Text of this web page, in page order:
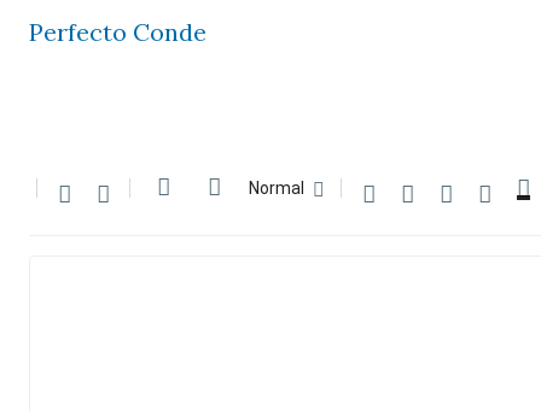
Perfecto Conde
    Normal      